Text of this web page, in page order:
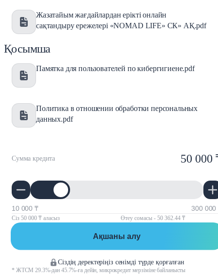
Жазатайым жағдайлардан ерікті онлайн
сақтандыру ережелері «NOMAD LIFE» СК» АҚ.pdf
Қосымша
Памятка для пользователей по кибергигиене.pdf
Политика в отношении обработки персональных
данных.pdf
Сумма кредита 50 000
10 000 ₸ 300 000
Сіз 50 000 ₸ аласыз Өтеу сомасы - 50 362.44 ₸
Ақшаны алу
Cіздің деректеріңіз сенімді түрде қорғалған
* ЖТСМ 29.3%-дан 45.7%-ға дейін, микрокредит мерзіміне байланысты